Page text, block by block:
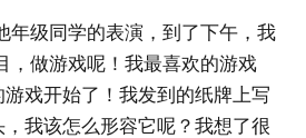
年级同学的表演，到了下午，我
，做游戏呢！我最喜欢的游戏
游戏开始了！我发到的纸牌上写
，我该怎么形容它呢？我想了很